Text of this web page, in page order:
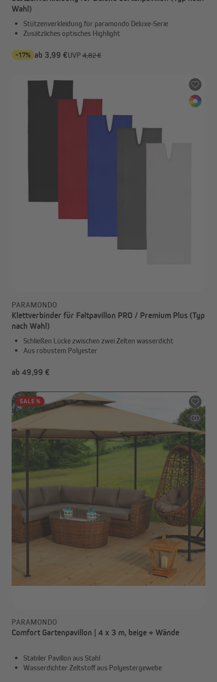
Wahl)
Stützenverkleidung für paramondo Deluxe-Serie
Zusätzliches optisches Highlight
-17% ab 3,99 €UVP 4,82 €
PARAMONDO
Klettverbinder für Faltpavillon PRO / Premium Plus (Typ
nach Wahl)
Schließen Lücke zwischen zwei Zelten wasserdicht
Aus robustem Polyester
ab 49,99 €
PARAMONDO
Comfort Gartenpavillon | 4 x 3 m, beige + Wände
Stabiler Pavillon aus Stahl
Wasserdichter Zeltstoff aus Polyestergewebe